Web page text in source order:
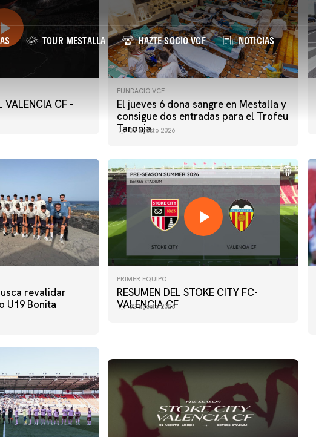
TOUR MESTALLA HAZTE SOCIO VCF NOTICIAS
VALENCIA CF -
FUNDACIÓ VCF
El jueves 6 dona sangre en Mestalla y
consigue dos entradas para el Trofeu
Taronja
03 agosto 2026
revalidar
U19 Bonita
PRIMER EQUIPO
RESUMEN DEL STOKE CITY FC-
VALENCIA CF
02 agosto 2026
PRIMER EQUIPO
PREPARADOS PARA EL STOKE CITY
FC-VALENCIA CF